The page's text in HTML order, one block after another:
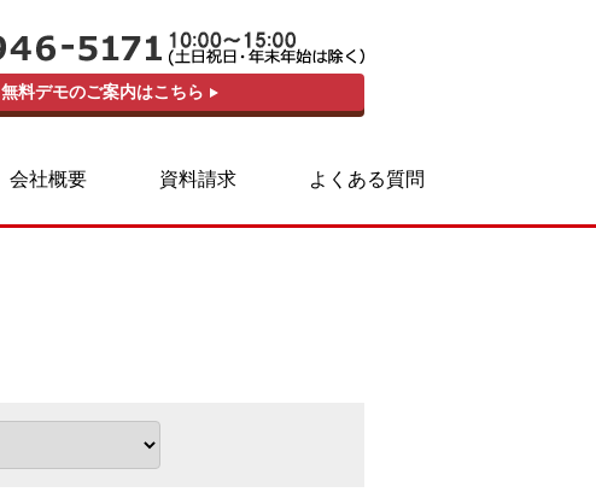
無料デモのご案内はこちら
会社概要 資料請求 よくある質問